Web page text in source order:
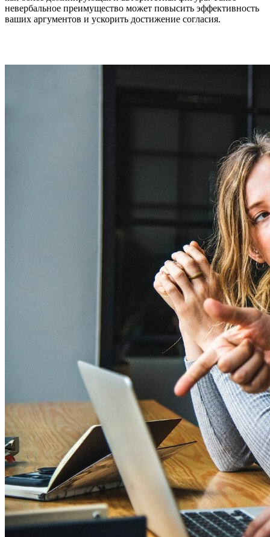
невербальное преимущество может повысить эффективность
ваших аргументов и ускорить достижение согласия.